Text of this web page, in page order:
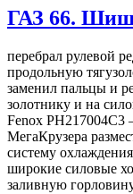
ГАЗ 66.
перебрал рулевой
продольную
заменил пальцы и
золотнику и на
Fenox PH217004C3
МегаКрузера
систему
широкие силовые
заливную